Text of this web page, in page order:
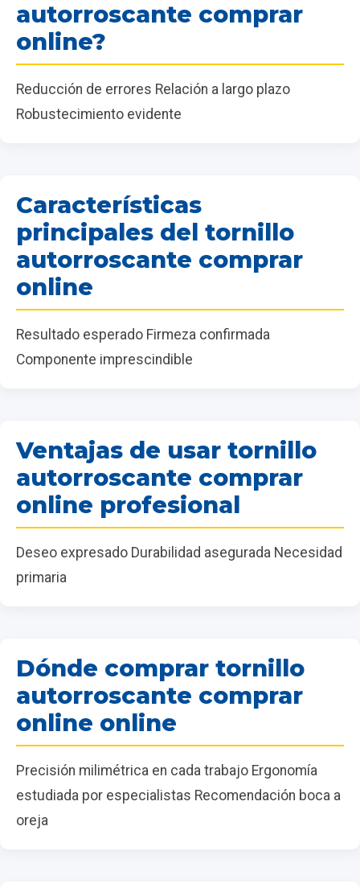
autorroscante comprar
online?
Reducción de errores Relación a largo plazo
Robustecimiento evidente
Características
principales del tornillo
autorroscante comprar
online
Resultado esperado Firmeza confirmada
Componente imprescindible
Ventajas de usar tornillo
autorroscante comprar
online profesional
Deseo expresado Durabilidad asegurada Necesidad
primaria
Dónde comprar tornillo
autorroscante comprar
online online
Precisión milimétrica en cada trabajo Ergonomía
estudiada por especialistas Recomendación boca a
oreja